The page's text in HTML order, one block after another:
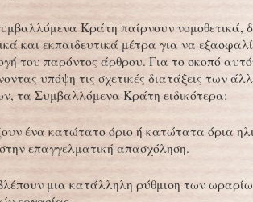
Κράτη παίρνουν νομοθετικά,
και εκπαιδευτικά μέτρα για να
του παρόντος άρθρου. Για το σκοπό
υπόψη τις σχετικές διατάξεις των
τα Συμβαλλόμενα Κράτη ειδικότερα:
ένα κατώτατο όριο ή κατώτατα όρια
επαγγελματική απασχόληση.
μια κατάλληλη ρύθμιση των